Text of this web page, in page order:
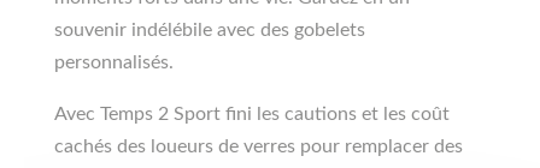
souvenir indélébile avec des gobelets
personnalisés.
Avec Temps 2 Sport fini les cautions et les coût
cachés des loueurs de verres pour remplacer des